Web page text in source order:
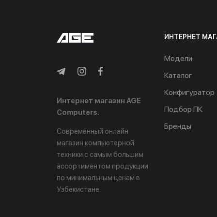
Интернет магазин AGE
Computers.
Современный онлайн
магазин компьютерной
техники с самым большим
ассортиментом продукции
по минимальным ценам в
Узбекистане.
ИНТЕРНЕТ
Модели
Каталог
Конфигуратор
Подбор ПК
Бренды